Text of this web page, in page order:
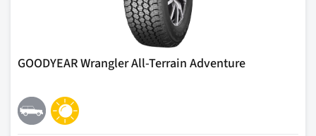
GOODYEAR Wrangler All-Terrain Adventure